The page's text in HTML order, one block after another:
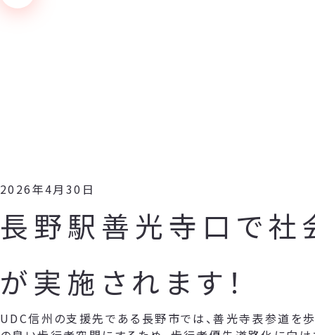
2026年4月30日
長野駅善光寺口で社
が実施されます！
UDC信州の支援先である長野市では、善光寺表参道を歩